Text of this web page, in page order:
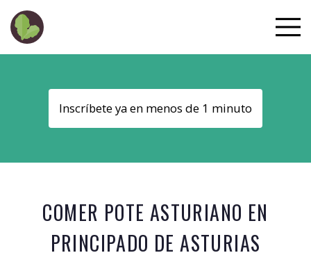
Inscríbete ya en menos de 1 minuto
COMER POTE ASTURIANO EN
PRINCIPADO DE ASTURIAS